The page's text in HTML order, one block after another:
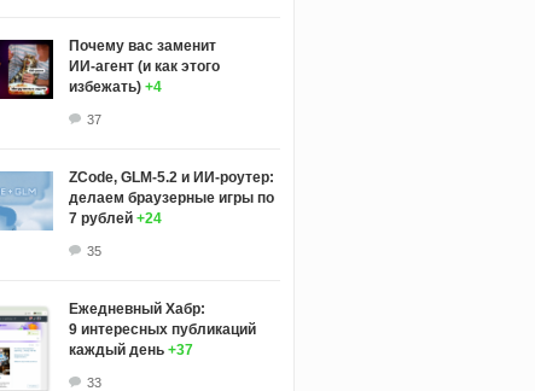
Почему вас заменит
ИИ‑агент (и как этого
избежать) +4
37
ZCode, GLM-5.2 и ИИ-роутер:
делаем браузерные игры по
7 рублей +24
35
Ежедневный Хабр:
9 интересных публикаций
каждый день +37
33